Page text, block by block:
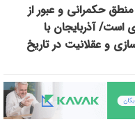
حکمرانی و عبور از
است/ آذربایجان با
و عقلانیت در تاریخ